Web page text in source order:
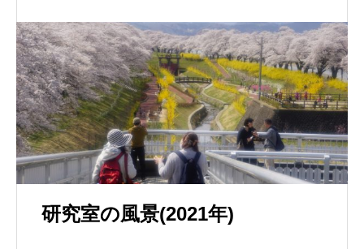
研究室の風景(2021年)